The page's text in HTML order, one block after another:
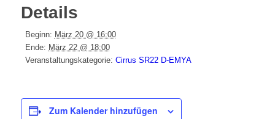
Details
Beginn: März 20 @ 16:00
Ende: März 22 @ 18:00
Veranstaltungskategorie: Cirrus SR22 D-EMYA
Zum Kalender hinzufügen